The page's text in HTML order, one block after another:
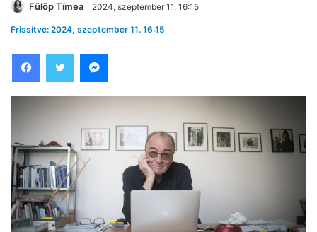
Fülöp Tímea 2024, szeptember 11. 16:15
Frissítve: 2024, szeptember 11. 16:15